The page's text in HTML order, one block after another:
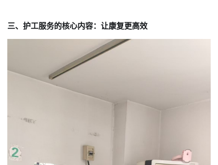
三、护工服务的核心内容：让康复更高效